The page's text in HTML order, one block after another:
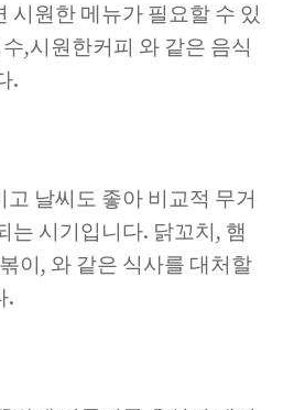
시원한 메뉴가 필요할 수 있
,시원한커피 와 같은 음식
.
날씨도 좋아 비교적 무거
는 시기입니다. 닭꼬치, 햄
이, 와 같은 식사를 대처할
.